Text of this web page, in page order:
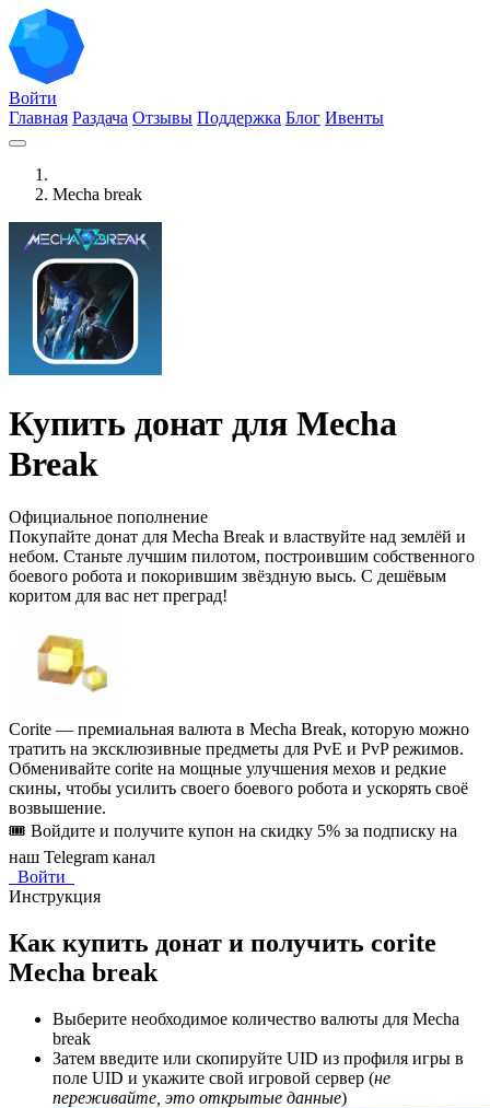
Войти
Главная Раздача Отзывы Поддержка Блог Ивенты
Mecha break
Купить донат для Mecha
Break
Официальное пополнение
Покупайте донат для Mecha Break и властвуйте над землёй и
небом. Станьте лучшим пилотом, построившим собственного
боевого робота и покорившим звёздную высь. С дешёвым
коритом для вас нет преград!
Corite — премиальная валюта в Mecha Break, которую можно
тратить на эксклюзивные предметы для PvE и PvP режимов.
Обменивайте corite на мощные улучшения мехов и редкие
скины, чтобы усилить своего боевого робота и ускорять своё
возвышение.
🎟️ Войдите и получите купон на скидку 5% за подписку на
наш Telegram канал
Войти
Инструкция
Как купить донат и получить сorite
Mecha break
Выберите необходимое количество валюты для Mecha
break
Затем введите или скопируйте UID из профиля игры в
поле UID и укажите свой игровой сервер (не
переживайте, это открытые данные)